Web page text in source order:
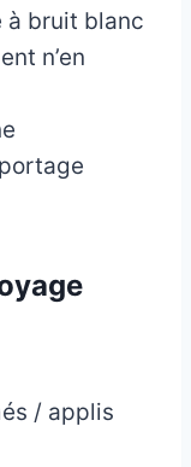
à bruit blanc
n’en
/ applis